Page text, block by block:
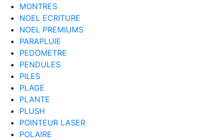
MONTRES
NOEL ECRITURE
NOEL PREMIUMS
PARAPLUIE
PEDOMETRE
PENDULES
PILES
PLAGE
PLANTE
PLUSH
POINTEUR LASER
POLAIRE